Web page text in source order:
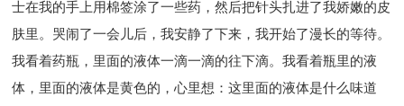
士在我的手上用棉签涂了一些药，然后把针头扎进了我娇嫩的皮
肤里。哭闹了一会儿后，我安静了下来，我开始了漫长的等待。
我看着药瓶，里面的液体一滴一滴的往下滴。我看着瓶里的液
体，里面的液体是黄色的，心里想：这里面的液体是什么味道